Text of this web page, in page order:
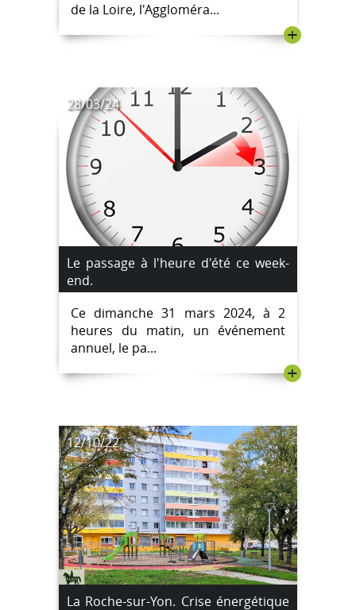
de la Loire, l'Aggloméra...
+
28/03/24
Le passage à l'heure d'été ce week-
end.
Ce dimanche 31 mars 2024, à 2
heures du matin, un événement
annuel, le pa...
+
12/10/22
La Roche-sur-Yon. Crise énergétique